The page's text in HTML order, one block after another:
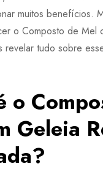
muitos benefícios.
o Composto de Mel
revelar tudo sobre
o
Geleia